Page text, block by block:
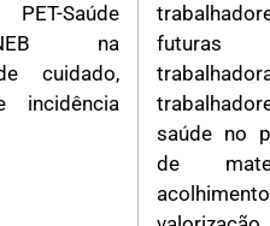
Saúde
na
cuidado,
incidência
futuras
saúde no
de